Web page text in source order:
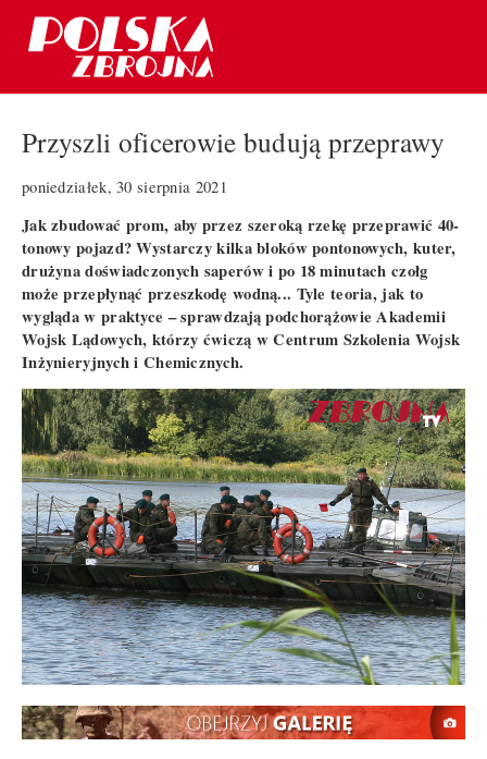
Przyszli oficerowie budują przeprawy
poniedziałek, 30 sierpnia 2021
Jak zbudować prom, aby przez szeroką rzekę przeprawić 40-
tonowy pojazd? Wystarczy kilka bloków pontonowych, kuter,
drużyna doświadczonych saperów i po 18 minutach czołg
może przepłynąć przeszkodę wodną... Tyle teoria, jak to
wygląda w praktyce – sprawdzają podchorążowie Akademii
Wojsk Lądowych, którzy ćwiczą w Centrum Szkolenia Wojsk
Inżynieryjnych i Chemicznych.